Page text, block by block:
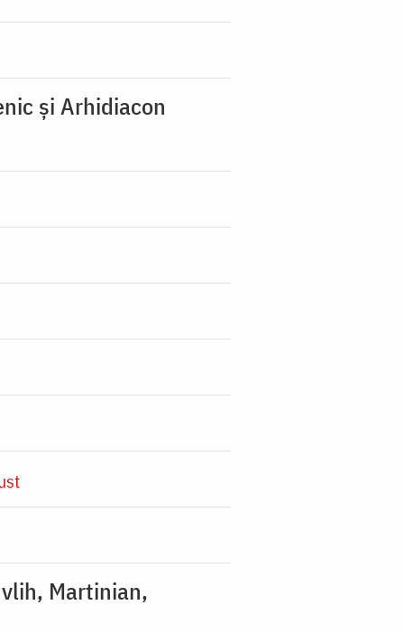
şi Arhidiacon
Martinian,